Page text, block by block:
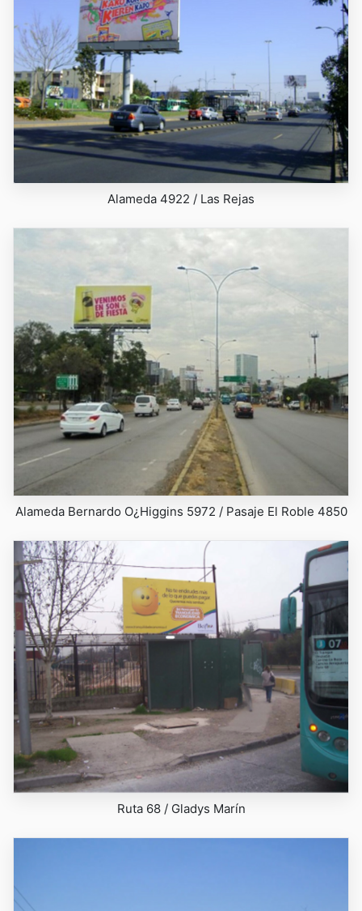
Alameda 4922 / Las Rejas
Alameda Bernardo O¿Higgins 5972 / Pasaje El Roble 4850
Ruta 68 / Gladys Marín